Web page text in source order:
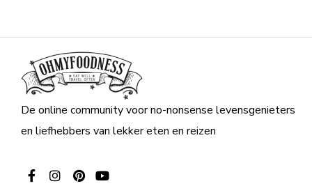
De online community voor no-nonsense levensgenieters
en liefhebbers van lekker eten en reizen